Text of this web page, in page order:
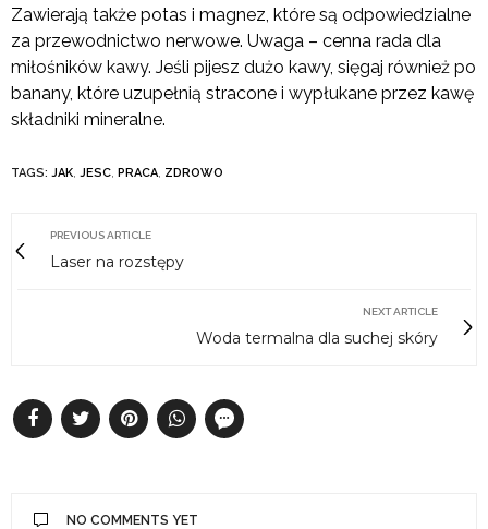
Zawierają także potas i magnez, które są odpowiedzialne
za przewodnictwo nerwowe. Uwaga – cenna rada dla
miłośników kawy. Jeśli pijesz dużo kawy, sięgaj również po
banany, które uzupełnią stracone i wypłukane przez kawę
składniki mineralne.
TAGS: JAK, JESC, PRACA, ZDROWO
PREVIOUS ARTICLE
Laser na rozstępy
NEXT ARTICLE
Woda termalna dla suchej skóry
NO COMMENTS YET